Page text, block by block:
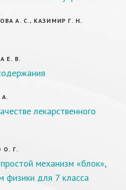
А. С., КАЗИМИР Г. Н.
Е. В.
лекарственного
О. Г.
механизм «блок»,
физики для 7 класса